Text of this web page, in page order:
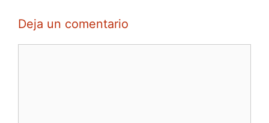
Deja un comentario